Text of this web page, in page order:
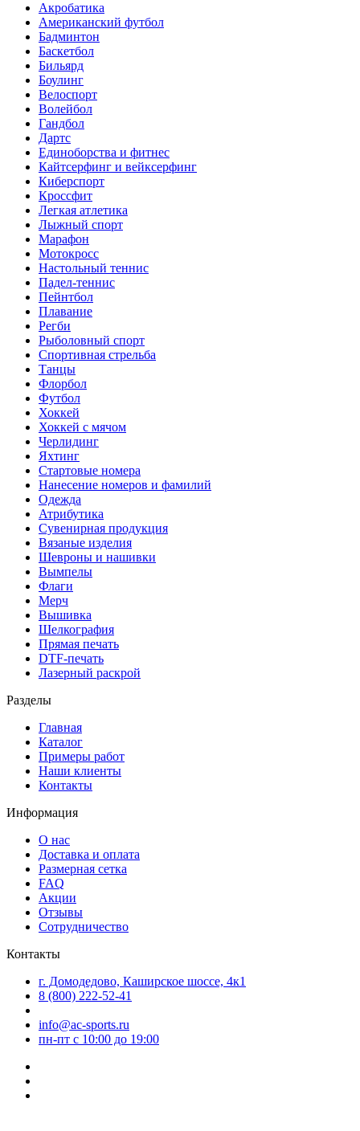
Акробатика
Американский футбол
Бадминтон
Баскетбол
Бильярд
Боулинг
Велоспорт
Волейбол
Гандбол
Дартс
Единоборства и фитнес
Кайтсерфинг и вейксерфинг
Киберспорт
Кроссфит
Легкая атлетика
Лыжный спорт
Марафон
Мотокросс
Настольный теннис
Падел-теннис
Пейнтбол
Плавание
Регби
Рыболовный спорт
Спортивная стрельба
Танцы
Флорбол
Футбол
Хоккей
Хоккей с мячом
Черлидинг
Яхтинг
Стартовые номера
Нанесение номеров и фамилий
Одежда
Атрибутика
Сувенирная продукция
Вязаные изделия
Шевроны и нашивки
Вымпелы
Флаги
Мерч
Вышивка
Шелкография
Прямая печать
DTF-печать
Лазерный раскрой
Разделы
Главная
Каталог
Примеры работ
Наши клиенты
Контакты
Информация
О нас
Доставка и оплата
Размерная сетка
FAQ
Акции
Отзывы
Сотрудничество
Контакты
г. Домодедово, Каширское шоссе, 4к1
8 (800) 222-52-41
info@ac-sports.ru
пн-пт c 10:00 до 19:00